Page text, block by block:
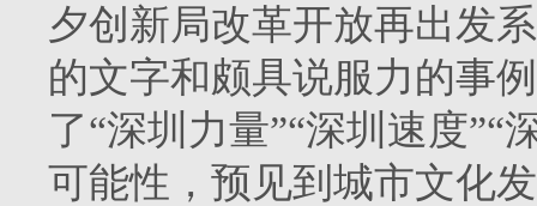
夕创新局改革开放再出发
的文字和颇具说服力的事
了“深圳力量”“深圳速度”“
可能性，预见到城市文化